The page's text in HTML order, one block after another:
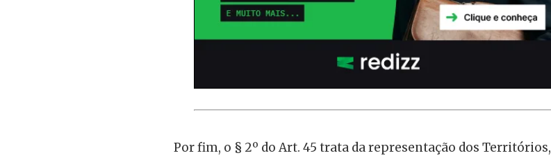
Por fim, o § 2º do Art. 45 trata da representação dos Territórios,